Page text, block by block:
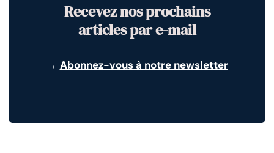
Recevez nos prochains
articles par e-mail
→ Abonnez-vous à notre newsletter